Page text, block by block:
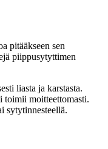
pitääkseen sen
piippusytyttimen
liasta ja karstasta.
toimii moitteettomasti.
sytytinnesteellä.